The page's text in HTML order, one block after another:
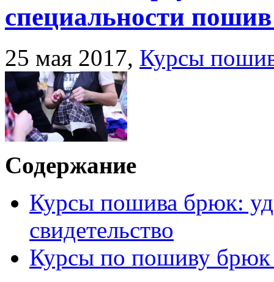
специальности
25 мая 2017, Курсы
Содержание
Курсы пошива брюк:
свидетельство
Курсы по пошиву брюк